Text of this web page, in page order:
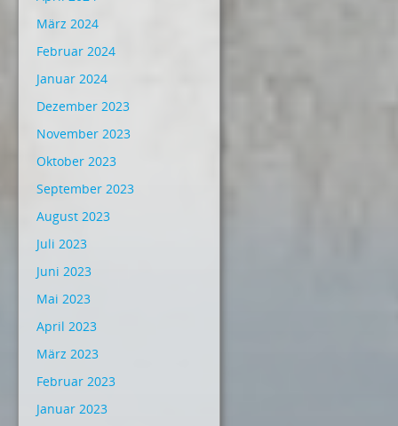
März 2024
Februar 2024
Januar 2024
Dezember 2023
November 2023
Oktober 2023
September 2023
August 2023
Juli 2023
Juni 2023
Mai 2023
April 2023
März 2023
Februar 2023
Januar 2023